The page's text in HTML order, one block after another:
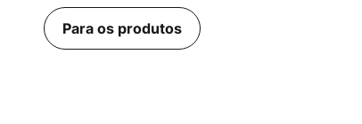
Para os produtos